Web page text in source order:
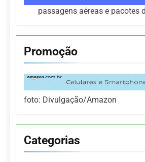
passagens aéreas e pacotes
Promoção
foto: Divulgação/Amazon
Categorias